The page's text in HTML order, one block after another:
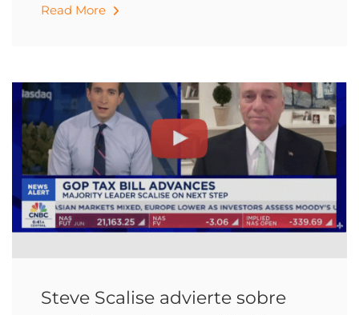
Read More
Steve Scalise advierte sobre